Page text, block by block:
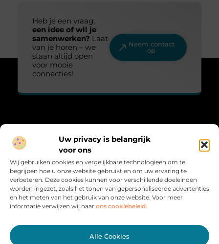
Uw privacy is belangrijk
voor ons
Wij gebruiken cookies en vergelijkbare technologieën om te
begrijpen hoe u onze website gebruikt en om uw ervaring te
verbeteren. Deze cookies kunnen voor verschillende doeleinden
worden ingezet, zoals het tonen van gepersonaliseerde advertenties
en het meten van het gebruik van onze website. Voor meer
informatie verwijzen wij naar ons cookiebeleid.
Alle Cookies
Heb je een vraag,
een idee of wil je
samenwerken? Laat
van je horen – we
staan altijd open
voor mooie
connecties!
Neem contact
op
“Fris, sprankelend en vol leven.”
liefde, trends en inspiratie. Voor iedereen die het leven met een
glimlach bekijkt.
Bericht categorie